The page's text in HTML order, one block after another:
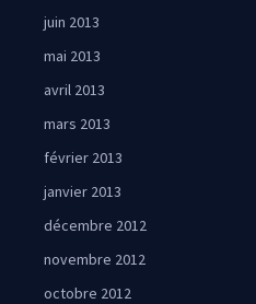
juin 2013
mai 2013
avril 2013
mars 2013
février 2013
janvier 2013
décembre 2012
novembre 2012
octobre 2012